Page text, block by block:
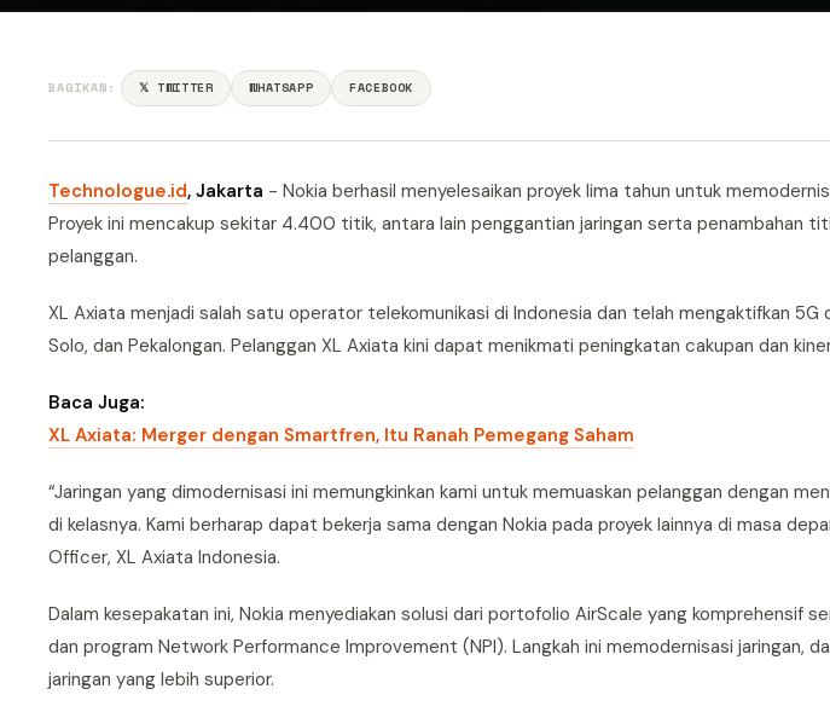
BAGIKAN: 𝕏 TWITTER WHATSAPP FACEBOOK
Technologue.id, Jakarta - Nokia berhasil menyelesaikan proyek lima tahun untuk
Proyek ini mencakup sekitar 4.400 titik, antara lain penggantian jaringan serta penambahan
pelanggan.
XL Axiata menjadi salah satu operator telekomunikasi di Indonesia dan telah mengaktifkan 5G
Solo, dan Pekalongan. Pelanggan XL Axiata kini dapat menikmati peningkatan cakupan dan
Baca Juga:
XL Axiata: Merger dengan Smartfren, Itu Ranah Pemegang Saham
“Jaringan yang dimodernisasi ini memungkinkan kami untuk memuaskan pelanggan dengan
di kelasnya. Kami berharap dapat bekerja sama dengan Nokia pada proyek lainnya di masa
Officer, XL Axiata Indonesia.
Dalam kesepakatan ini, Nokia menyediakan solusi dari portofolio AirScale yang komprehensif
dan program Network Performance Improvement (NPI). Langkah ini memodernisasi jaringan,
jaringan yang lebih superior.